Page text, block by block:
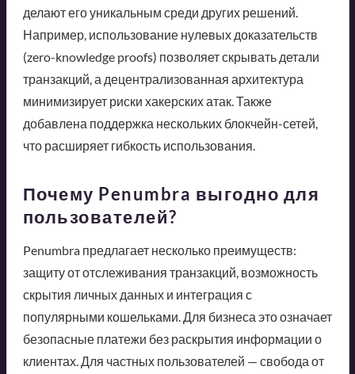
делают его уникальным среди других решений.
Например, использование нулевых доказательств
(zero-knowledge proofs) позволяет скрывать детали
транзакций, а децентрализованная архитектура
минимизирует риски хакерских атак. Также
добавлена поддержка нескольких блокчейн-сетей,
что расширяет гибкость использования.
Почему Penumbra выгодно для
пользователей?
Penumbra предлагает несколько преимуществ:
защиту от отслеживания транзакций, возможность
скрытия личных данных и интеграция с
популярными кошельками. Для бизнеса это означает
безопасные платежи без раскрытия информации о
клиентах. Для частных пользователей — свобода от